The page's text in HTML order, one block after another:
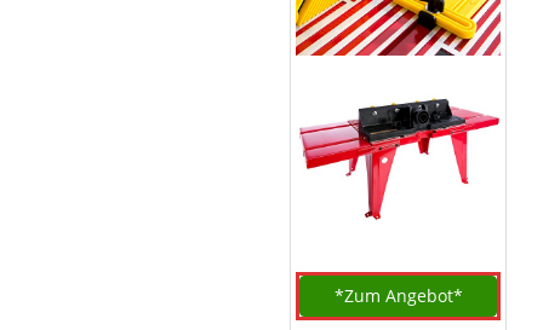
*Zum Angebot*